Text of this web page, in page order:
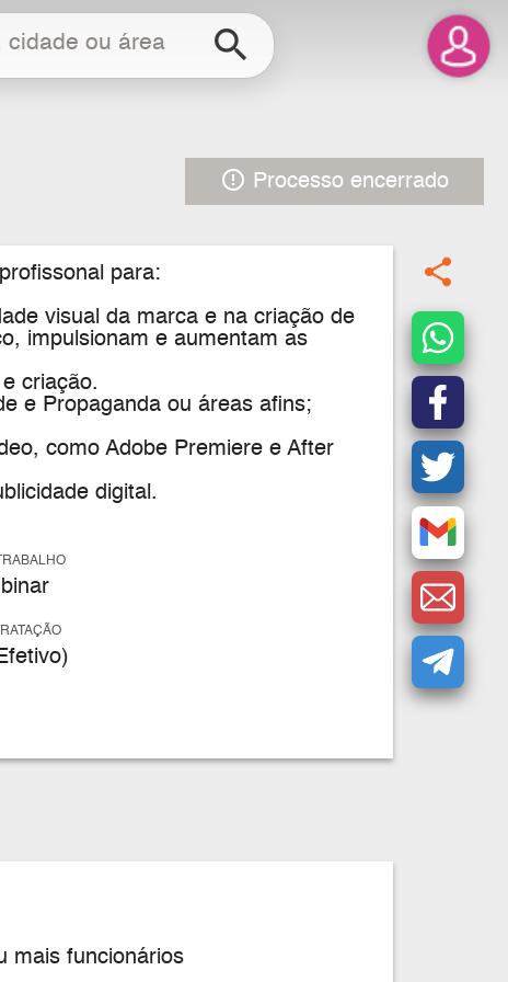
search
error_outline Processo encerrado
para:
visual da marca e na criação de
impulsionam e aumentam as
criação.
e Propaganda ou áreas afins;
como Adobe Premiere e After
digital.
mais funcionários
share